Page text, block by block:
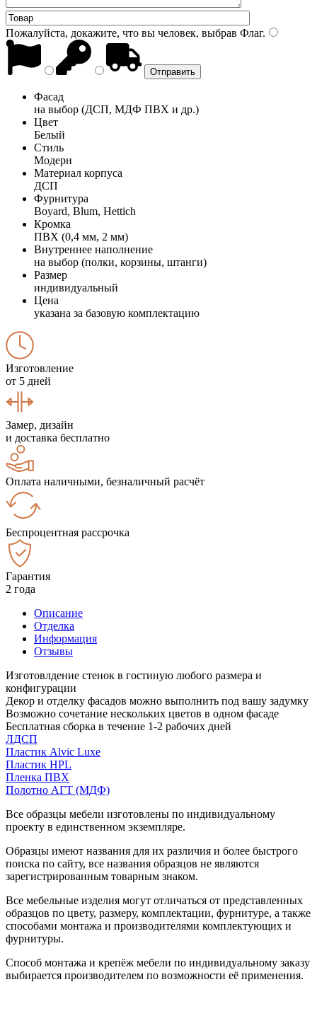
Пожалуйста, докажите, что вы человек, выбрав Флаг.
Фасад
на выбор (ДСП, МДФ ПВХ и др.)
Цвет
Белый
Стиль
Модерн
Материал корпуса
ДСП
Фурнитура
Boyard, Blum, Hettich
Кромка
ПВХ (0,4 мм, 2 мм)
Внутреннее наполнение
на выбор (полки, корзины, штанги)
Размер
индивидуальный
Цена
указана за базовую комплектацию
Изготовление
от 5 дней
Замер, дизайн
и доставка бесплатно
Оплата наличными, безналичный расчёт
Беспроцентная рассрочка
Гарантия
2 года
Описание
Отделка
Информация
Отзывы
Изготовлдение стенок в гостиную любого размера и
конфигурации
Декор и отделку фасадов можно выполнить под вашу задумку
Возможно сочетание нескольких цветов в одном фасаде
Бесплатная сборка в течение 1-2 рабочих дней
ЛДСП
Пластик Alvic Luxe
Пластик HPL
Пленка ПВХ
Полотно АГТ (МДФ)
Все образцы мебели изготовлены по индивидуальному
проекту в единственном экземпляре.
Образцы имеют названия для их различия и более быстрого
поиска по сайту, все названия образцов не являются
зарегистрированным товарным знаком.
Все мебельные изделия могут отличаться от представленных
образцов по цвету, размеру, комплектации, фурнитуре, а также
способами монтажа и производителями комплектующих и
фурнитуры.
Способ монтажа и крепёж мебели по индивидуальному заказу
выбирается производителем по возможности её применения.